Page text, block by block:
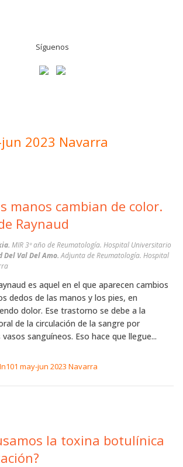
Síguenos
2023 Navarra
manos cambian de color.
Raynaud
MIR 3º año de Reumatología. Hospital Universitario
Del Val Del Amo.Adjunta de Reumatología. Hospital
es aquel en el que aparecen cambios
dedos de las manos y los pies, en
dolor. Ese trastorno se debe a la
de la circulación de la sangre por
sanguíneos. Eso hace que llegue...
may-jun 2023 Navarra
botulínica